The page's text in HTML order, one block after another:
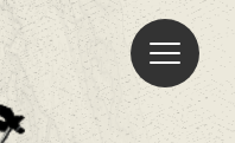
Freemap